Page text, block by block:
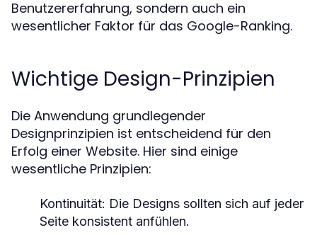
Benutzererfahrung, sondern auch ein
wesentlicher Faktor für das Google-Ranking.
Wichtige Design-Prinzipien
Die Anwendung grundlegender
Designprinzipien ist entscheidend für den
Erfolg einer Website. Hier sind einige
wesentliche Prinzipien:
Kontinuität: Die Designs sollten sich auf jeder
Seite konsistent anfühlen.